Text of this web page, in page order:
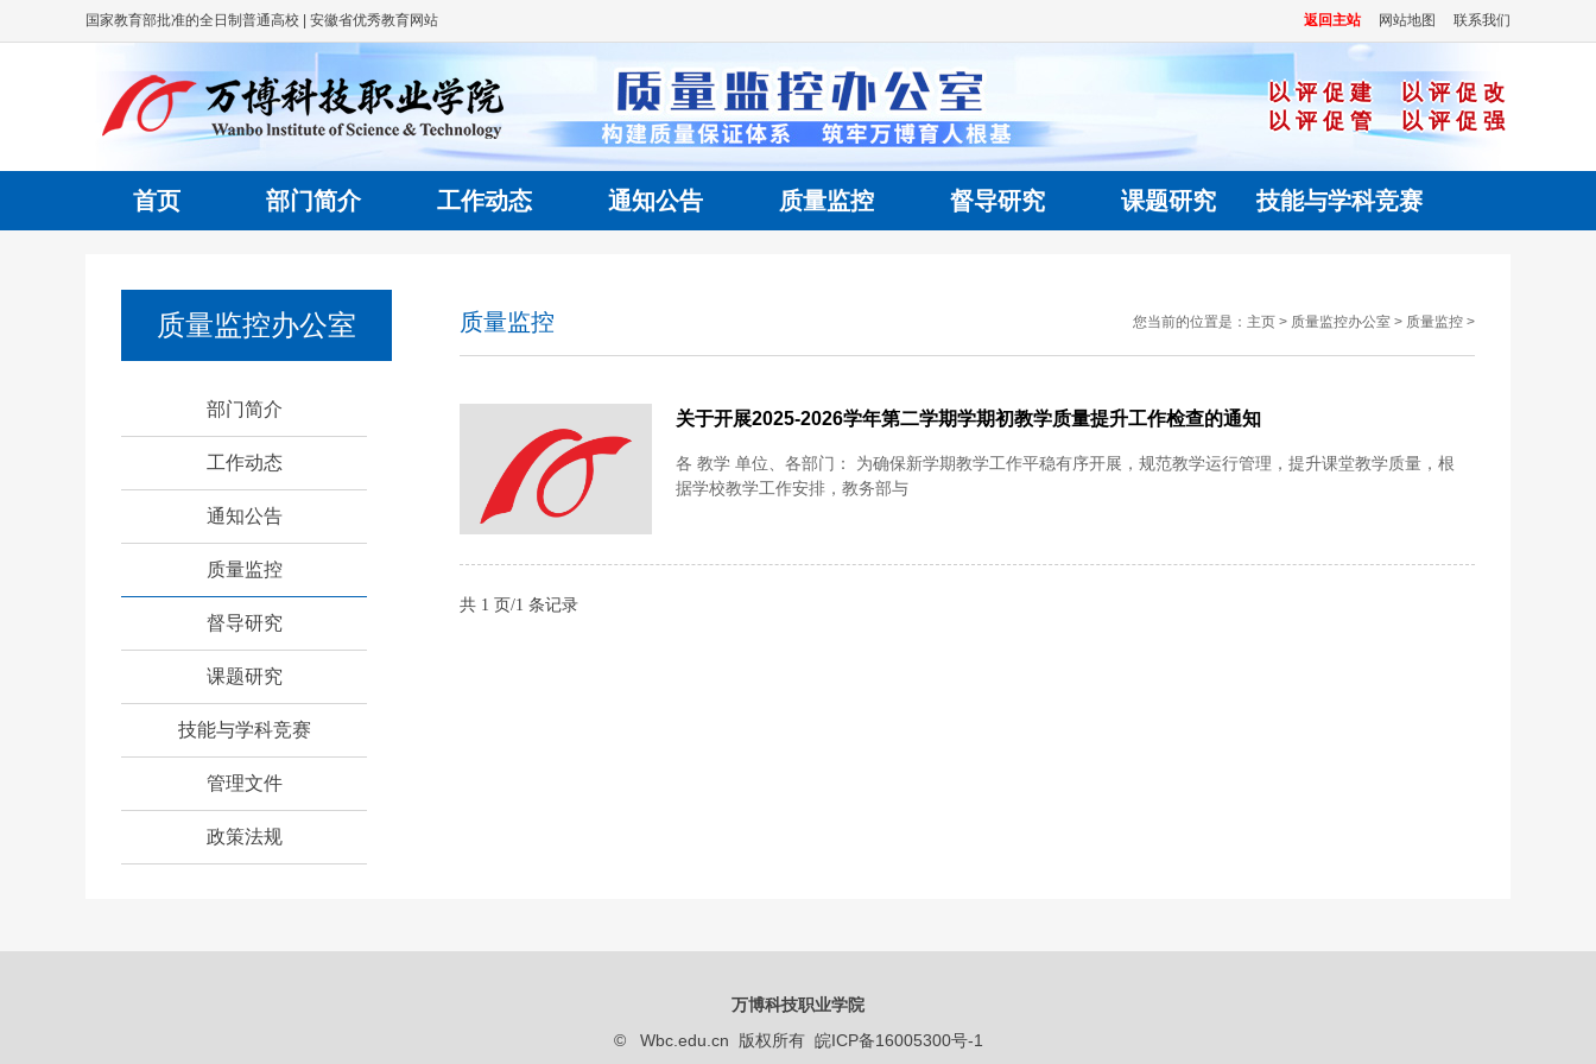
国家教育部批准的全日制普通高校 | 安徽省优秀教育网站 返回主站 网站地图 联系我们
以评促建 以评促改
以评促管 以评促强
首页 部门简介 工作动态 通知公告 质量监控 督导研究 课题研究 技能与学科竞赛
质量监控办公室
部门简介
工作动态
通知公告
质量监控
督导研究
课题研究
技能与学科竞赛
管理文件
政策法规
您当前的位置是： 主页 > 质量监控办公室 > 质量监控 >
质量监控
关于开展2025-2026学年第二学期学期初教学质量提升工作检查的通知
各 教学 单位、各部门： 为确保新学期教学工作平稳有序开展，规范教学运行管理，提升课堂教学质量，根
据学校教学工作安排，教务部与
共 1 页/1 条记录
万博科技职业学院
© Wbc.edu.cn 版权所有 皖ICP备16005300号-1